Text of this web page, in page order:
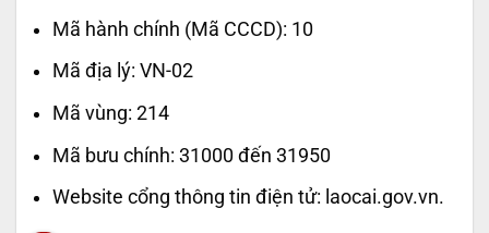
Mã hành chính (Mã CCCD): 10
Mã địa lý: VN-02
Mã vùng: 214
Mã bưu chính: 31000 đến 31950
Website cổng thông tin điện tử: laocai.gov.vn.